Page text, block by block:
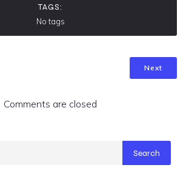
TAGS:
No tags
Next
Comments are closed
Search